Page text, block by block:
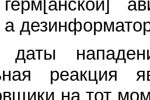
а
даты
реакция
на тот